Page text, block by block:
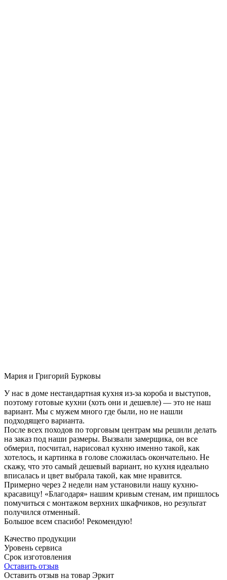
Мария и Григорий Бурковы
У нас в доме нестандартная кухня из-за короба и выступов,
поэтому готовые кухни (хоть они и дешевле) — это не наш
вариант. Мы с мужем много где были, но не нашли
подходящего варианта.
После всех походов по торговым центрам мы решили делать
на заказ под наши размеры. Вызвали замерщика, он все
обмерил, посчитал, нарисовал кухню именно такой, как
хотелось, и картинка в голове сложилась окончательно. Не
скажу, что это самый дешевый вариант, но кухня идеально
вписалась и цвет выбрала такой, как мне нравится.
Примерно через 2 недели нам установили нашу кухню-
красавицу! «Благодаря» нашим кривым стенам, им пришлось
помучиться с монтажом верхних шкафчиков, но результат
получился отменный.
Большое всем спасибо! Рекомендую!
Качество продукции
Уровень сервиса
Срок изготовления
Оставить отзыв
Оставить отзыв на товар Эркит